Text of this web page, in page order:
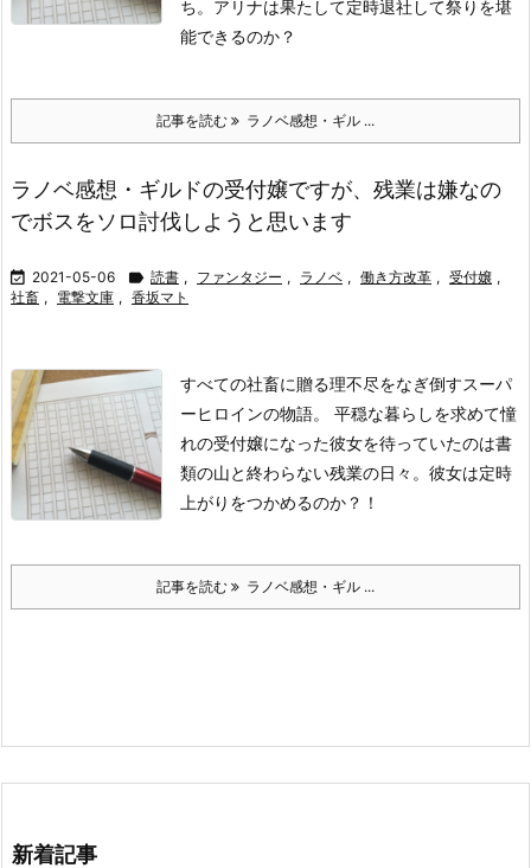
ち。アリナは果たして定時退社して祭りを堪
能できるのか？
記事を読む ラノベ感想・ギル ...
ラノベ感想・ギルドの受付嬢ですが、残業は嫌なの
でボスをソロ討伐しようと思います
 2021-05-06  読書 , ファンタジー , ラノベ , 働き方改革 , 受付嬢 ,
社畜 , 電撃文庫 , 香坂マト
すべての社畜に贈る理不尽をなぎ倒すスーパ
ーヒロインの物語。 平穏な暮らしを求めて憧
れの受付嬢になった彼女を待っていたのは書
類の山と終わらない残業の日々。彼女は定時
上がりをつかめるのか？！
記事を読む ラノベ感想・ギル ...
新着記事